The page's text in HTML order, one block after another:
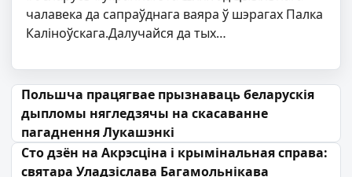
чалавека да сапраўднага ваяра ў шэрагах Палка
Каліноўскага.Далучайся да тых…
Навігацыя па запісах
Польшча працягвае прызнаваць беларускія
дыпломы нягледзячы на скасаванне
пагаднення Лукашэнкі
Сто дзён на Акрэсціна і крымінальная справа:
святара Уладзіслава Багамольнікава